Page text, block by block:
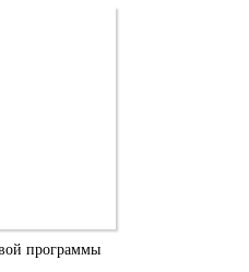
программы